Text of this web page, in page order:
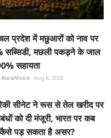
प्रदेश में मछुआरों को नाव पर
सब्सिडी, मछली पकड़ने के जाल
सहायता
RuralVoice Aug 8, 2026
सीनेट ने रूस से तेल खरीद पर
को दी मंजूरी, भारत पर कब
पड़ सकता है असर?